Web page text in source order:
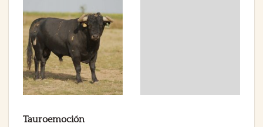
Tauroemoción